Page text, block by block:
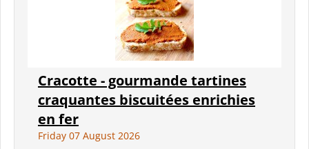
Cracotte - gourmande tartines
craquantes biscuitées enrichies
en fer
Friday 07 August 2026